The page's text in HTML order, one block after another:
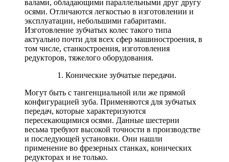
валами, обладающими параллельными друг другу
осями. Отличаются легкостью в изготовлении и
эксплуатации, небольшими габаритами.
Изготовление зубчатых колес такого типа
актуально почти для всех сфер машиностроения, в
том числе, станкостроения, изготовления
редукторов, тяжелого оборудования.
Конические зубчатые передачи.
Могут быть с тангенциальной или же прямой
конфигурацией зуба. Применяются для зубчатых
передач, которые характеризуются
пересекающимися осями. Данные шестерни
весьма требуют высокой точности в производстве
и последующей установки. Они нашли
применение во фрезерных станках, конических
редукторах и не только.